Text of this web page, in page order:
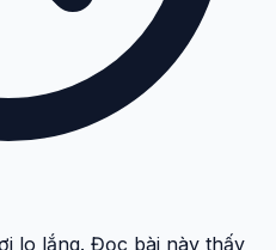
lo lắng. Đọc bài này thấy